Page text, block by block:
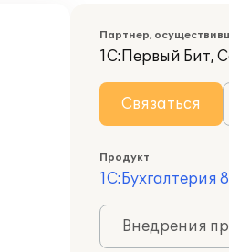
Партнер,
1С:Первый Бит,
Связаться
Продукт
1С:Бухгалтерия 8
Внедрения